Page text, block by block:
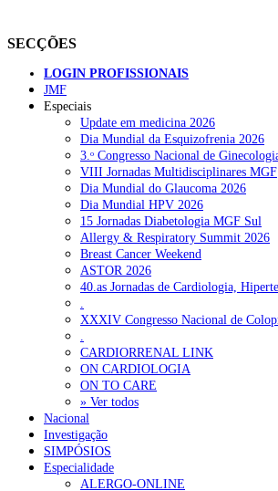
SECÇÕES
LOGIN PROFISSIONAIS
JMF
Especiais
Update em medicina 2026
Dia Mundial da Esquizofrenia 2026
3.ᵒ Congresso Nacional de
VIII Jornadas Multidisciplinares MGF
Dia Mundial do Glaucoma 2026
Dia Mundial HPV 2026
15 Jornadas Diabetologia MGF Sul
Allergy & Respiratory Summit 2026
Breast Cancer Weekend
ASTOR 2026
40.as Jornadas de Cardiologia,
XXXIV Congresso Nacional de
CARDIORRENAL LINK
ON CARDIOLOGIA
ON TO CARE
» Ver todos
Nacional
Investigação
SIMPÓSIOS
Especialidade
ALERGO-ONLINE